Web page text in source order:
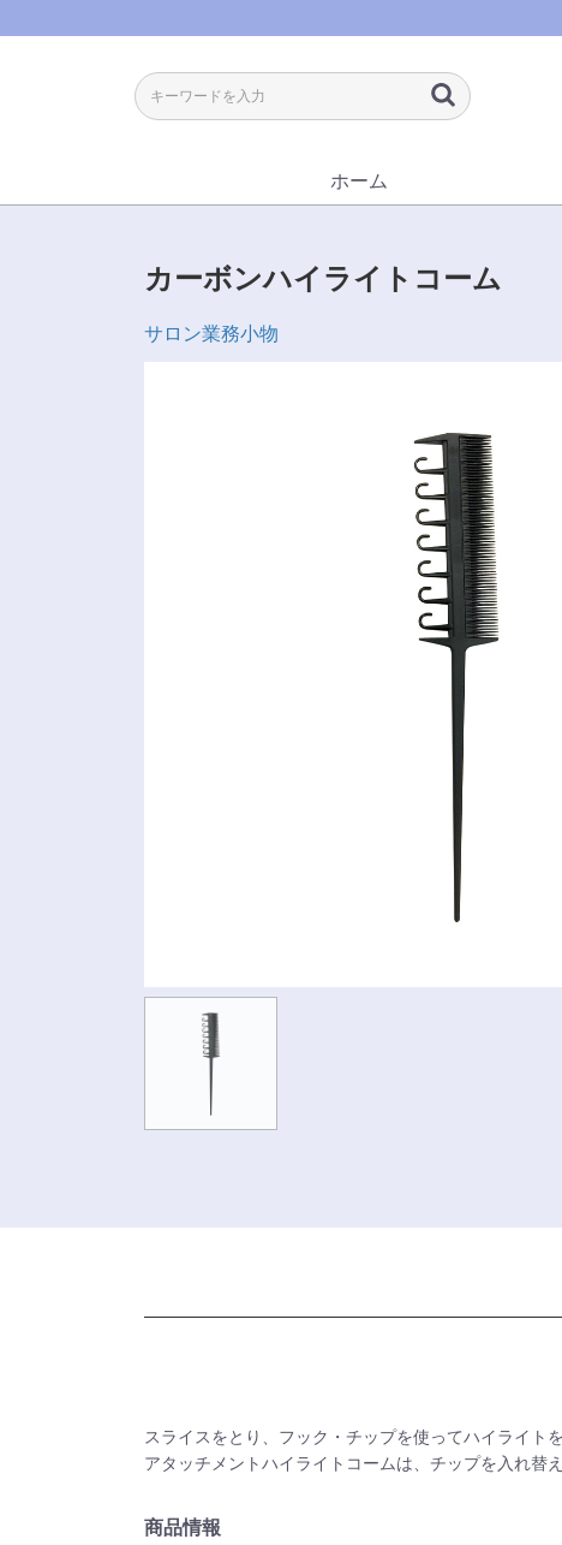
ホーム
カーボンハイライトコーム
サロン業務小物
スライスをとり、フック・チップを使ってハイライト
アタッチメントハイライトコームは、チップを入れ替
商品情報